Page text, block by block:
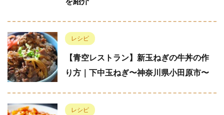
レシピ
【青空レストラン】新玉ねぎの牛丼の作
り方｜下中玉ねぎ〜神奈川県小田原市〜
レシピ